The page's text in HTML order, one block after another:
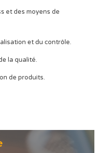
et des moyens de
et du contrôle.
la qualité.
de produits.